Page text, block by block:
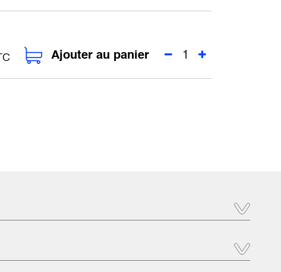
Ajouter au panier